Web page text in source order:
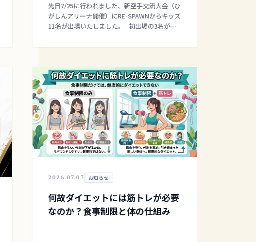
先日7/25に行われました、新空手交流大会（ひ
がしんアリーナ開催）にRE-SPAWNからキッズ
11名が出場いたしました。 初出場の3名がワ
て、ワンマッチ2名が勝利
[…]
2026.07.07 お知らせ
何故ダイエットには筋トレが必要
なのか？食事制限と体の仕組み